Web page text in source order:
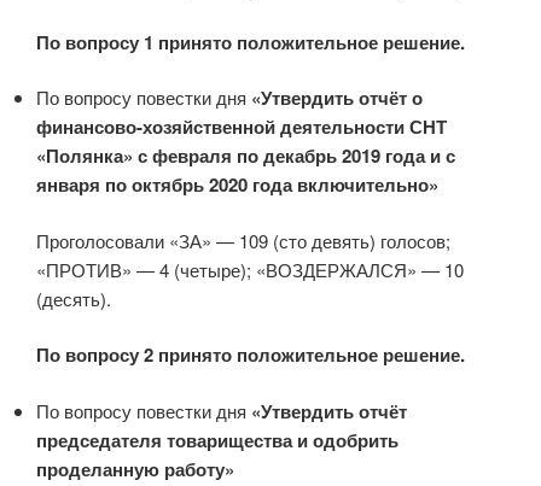
По вопросу 1 принято положительное решение.
По вопросу повестки дня «Утвердить отчёт о
финансово-хозяйственной деятельности СНТ
«Полянка» с февраля по декабрь 2019 года и с
января по октябрь 2020 года включительно»
Проголосовали «ЗА» — 109 (сто девять) голосов;
«ПРОТИВ» — 4 (четыре); «ВОЗДЕРЖАЛСЯ» — 10
(десять).
По вопросу 2 принято положительное решение.
По вопросу повестки дня «Утвердить отчёт
председателя товарищества и одобрить
проделанную работу»